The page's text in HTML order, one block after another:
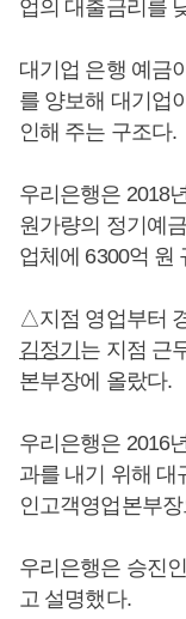
업의 대출금리를
대기업 은행 예금
를 양보해 대기업
인해 주는 구조다.
우리은행은 2018
원가량의 정기예
업체에 6300억 원
△지점 영업부터
김정기는 지점 근
본부장에 올랐다.
우리은행은 2016
과를 내기 위해 대
인고객영업본부
우리은행은 승진
고 설명했다.